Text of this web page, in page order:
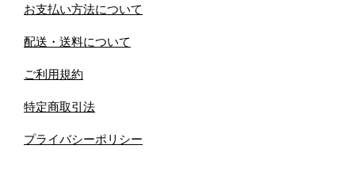
お支払い方法について
配送・送料について
ご利用規約
特定商取引法
プライバシーポリシー